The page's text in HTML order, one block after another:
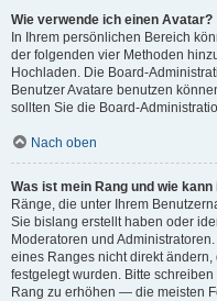
Wie verwende ich einen Avatar?
In Ihrem persönlichen Bereich
der folgenden vier Methoden
Hochladen. Die Board-
Benutzer Avatare benutzen
sollten Sie die Board-
Nach oben
Was ist mein Rang und wie
Ränge, die unter Ihrem
Sie bislang erstellt haben oder
Moderatoren und
eines Ranges nicht direkt
festgelegt wurden. Bitte
Rang zu erhöhen — die meisten